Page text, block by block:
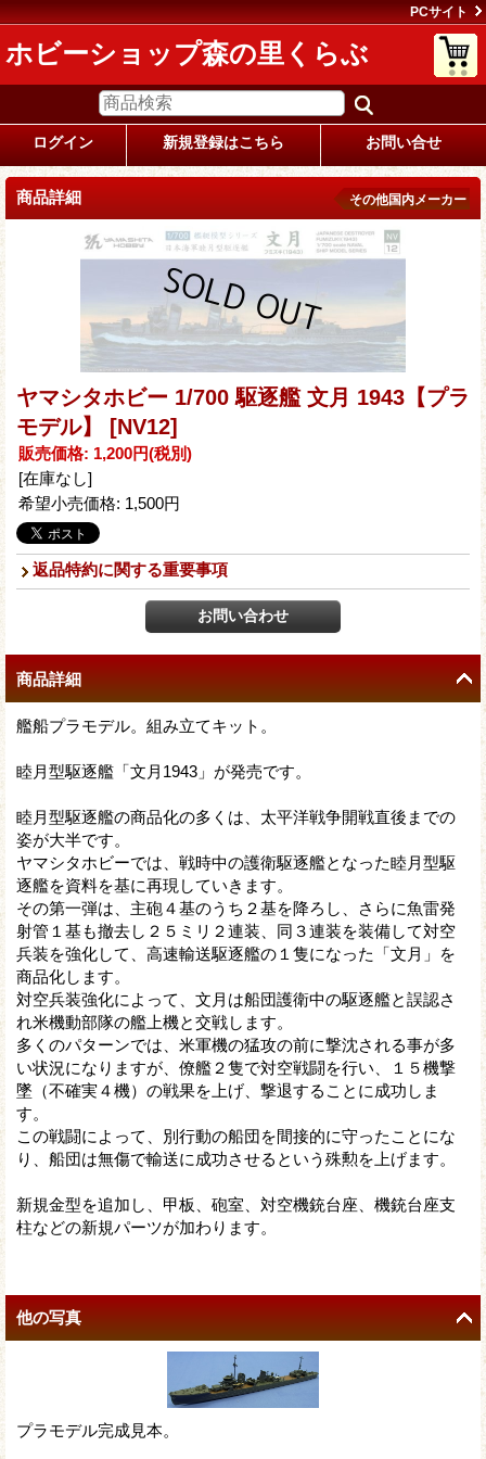
PCサイト
ホビーショップ森の里くらぶ
ログイン 新規登録はこちら お問い合せ
商品詳細 その他国内メーカー
ヤマシタホビー 1/700 駆逐艦 文月 1943【プラ
モデル】 [NV12]
販売価格: 1,200円(税別)
[在庫なし]
希望小売価格: 1,500円
返品特約に関する重要事項
商品詳細
艦船プラモデル。組み立てキット。
睦月型駆逐艦「文月1943」が発売です。
睦月型駆逐艦の商品化の多くは、太平洋戦争開戦直後までの
姿が大半です。
ヤマシタホビーでは、戦時中の護衛駆逐艦となった睦月型駆
逐艦を資料を基に再現していきます。
その第一弾は、主砲４基のうち２基を降ろし、さらに魚雷発
射管１基も撤去し２５ミリ２連装、同３連装を装備して対空
兵装を強化して、高速輸送駆逐艦の１隻になった「文月」を
商品化します。
対空兵装強化によって、文月は船団護衛中の駆逐艦と誤認さ
れ米機動部隊の艦上機と交戦します。
多くのパターンでは、米軍機の猛攻の前に撃沈される事が多
い状況になりますが、僚艦２隻で対空戦闘を行い、１５機撃
墜（不確実４機）の戦果を上げ、撃退することに成功しま
す。
この戦闘によって、別行動の船団を間接的に守ったことにな
り、船団は無傷で輸送に成功させるという殊勲を上げます。
新規金型を追加し、甲板、砲室、対空機銃台座、機銃台座支
柱などの新規パーツが加わります。
他の写真
プラモデル完成見本。